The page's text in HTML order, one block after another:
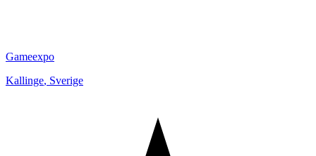
Gameexpo
Kallinge, Sverige